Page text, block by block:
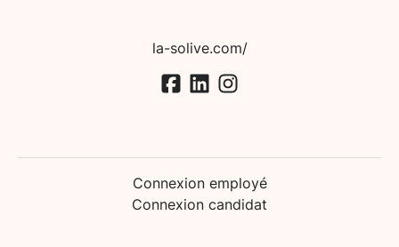
la-solive.com/
Connexion employé
Connexion candidat